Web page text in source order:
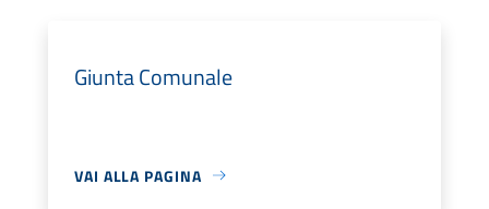
Giunta Comunale
VAI ALLA PAGINA